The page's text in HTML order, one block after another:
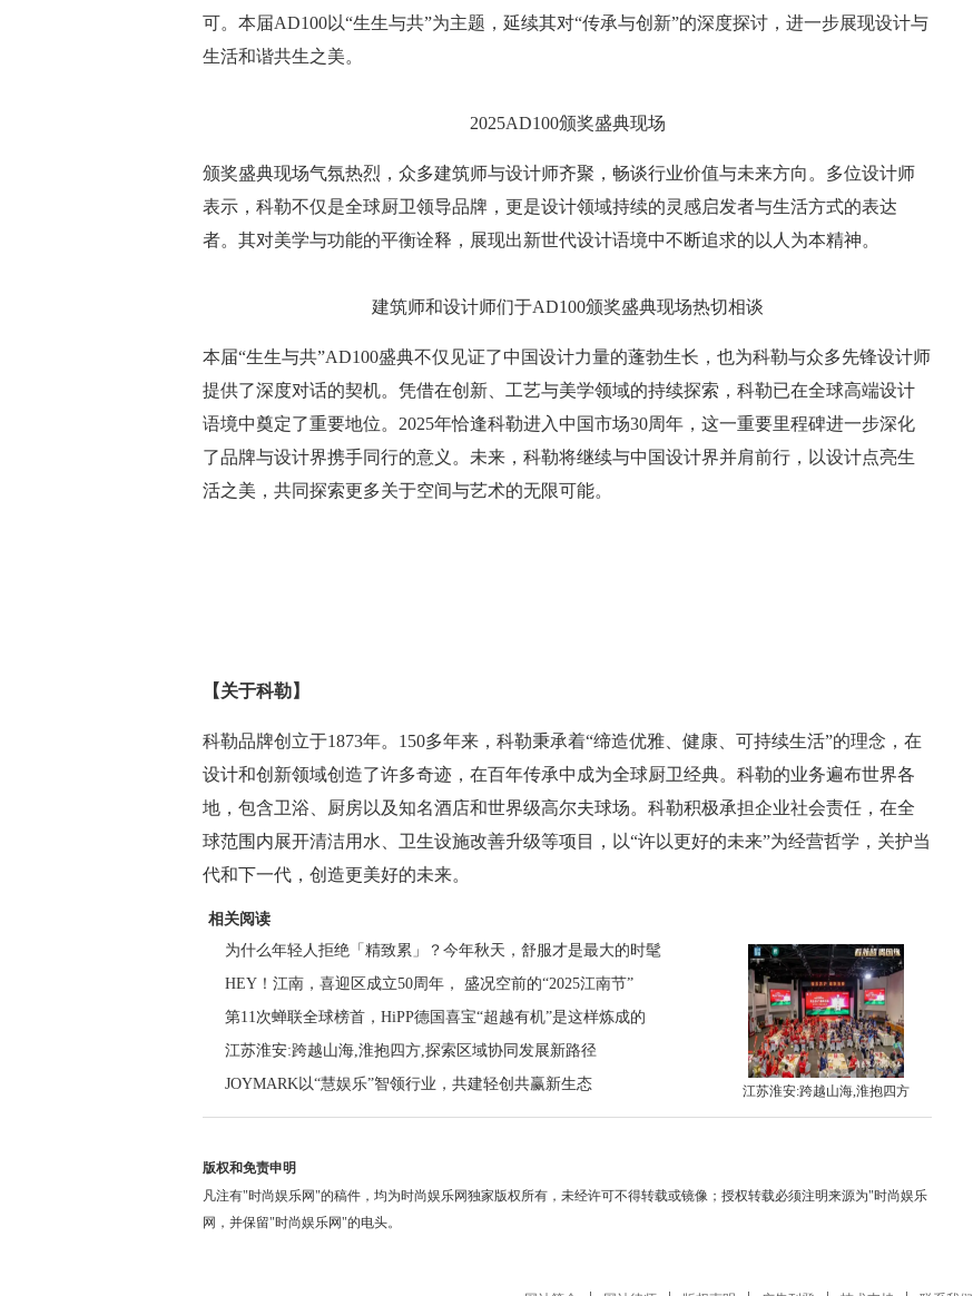
可。本届AD100以“生生与共”为主题，延续其对“传承与创新”的深度探讨，进一步展现设计与
生活和谐共生之美。
2025AD100颁奖盛典现场
颁奖盛典现场气氛热烈，众多建筑师与设计师齐聚，畅谈行业价值与未来方向。多位设计师
表示，科勒不仅是全球厨卫领导品牌，更是设计领域持续的灵感启发者与生活方式的表达
者。其对美学与功能的平衡诠释，展现出新世代设计语境中不断追求的以人为本精神。
建筑师和设计师们于AD100颁奖盛典现场热切相谈
本届“生生与共”AD100盛典不仅见证了中国设计力量的蓬勃生长，也为科勒与众多先锋设计师
提供了深度对话的契机。凭借在创新、工艺与美学领域的持续探索，科勒已在全球高端设计
语境中奠定了重要地位。2025年恰逢科勒进入中国市场30周年，这一重要里程碑进一步深化
了品牌与设计界携手同行的意义。未来，科勒将继续与中国设计界并肩前行，以设计点亮生
活之美，共同探索更多关于空间与艺术的无限可能。
【关于科勒】
科勒品牌创立于1873年。150多年来，科勒秉承着“缔造优雅、健康、可持续生活”的理念，在
设计和创新领域创造了许多奇迹，在百年传承中成为全球厨卫经典。科勒的业务遍布世界各
地，包含卫浴、厨房以及知名酒店和世界级高尔夫球场。科勒积极承担企业社会责任，在全
球范围内展开清洁用水、卫生设施改善升级等项目，以“许以更好的未来”为经营哲学，关护当
代和下一代，创造更美好的未来。
江苏淮安:跨越山海,淮抱四方
相关阅读
为什么年轻人拒绝「精致累」？今年秋天，舒服才是最大的时髦
HEY！江南，喜迎区成立50周年， 盛况空前的“2025江南节”
第11次蝉联全球榜首，HiPP德国喜宝“超越有机”是这样炼成的
江苏淮安:跨越山海,淮抱四方,探索区域协同发展新路径
JOYMARK以“慧娱乐”智领行业，共建轻创共赢新生态
版权和免责申明
凡注有"时尚娱乐网"的稿件，均为时尚娱乐网独家版权所有，未经许可不得转载或镜像；授权转载必须注明来源为"时尚娱乐
网，并保留"时尚娱乐网"的电头。